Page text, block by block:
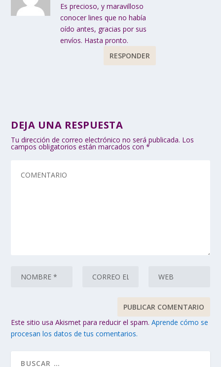
Es precioso, y maravilloso
conocer lines que no había
oído antes, gracias por sus
envíos. Hasta pronto.
RESPONDER
DEJA UNA RESPUESTA
Tu dirección de correo electrónico no será publicada. Los
campos obligatorios están marcados con*
Este sitio usa Akismet para reducir el spam.Aprende cómo se
procesan los datos de tus comentarios.